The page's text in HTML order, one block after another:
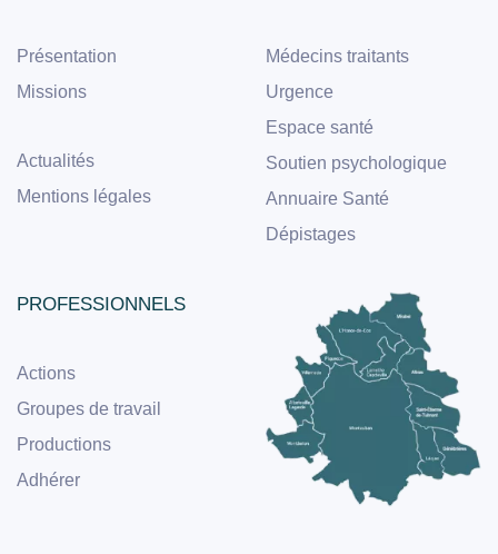
Présentation
Missions
Actualités
Mentions légales
Médecins traitants
Urgence
Espace santé
Soutien psychologique
Annuaire Santé
Dépistages
PROFESSIONNELS
Actions
Groupes de travail
Productions
Adhérer